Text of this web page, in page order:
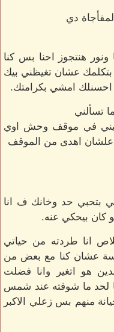
دي
هنتجوز احنا بس كنا
عشان تغيظني بيك
امشي بكرامتك.
تسألني
في موقف وحش اوي
اهدى من الموقف
بتحبي حد وخانك ف انا
كان بيحكي عنه.
انا طردته من حياتي
عشان كنا مع بعض من
هو اتغير وانا فضلت
لحد ما شوفته عند شمس
منهم بس زعلي الاكبر